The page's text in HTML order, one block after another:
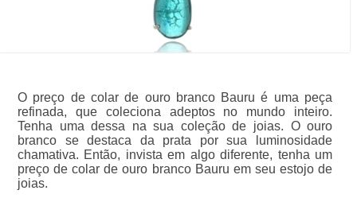
O preço de colar de ouro branco Bauru é uma peça
refinada, que coleciona adeptos no mundo inteiro.
Tenha uma dessa na sua coleção de joias. O ouro
branco se destaca da prata por sua luminosidade
chamativa. Então, invista em algo diferente, tenha um
preço de colar de ouro branco Bauru em seu estojo de
joias.